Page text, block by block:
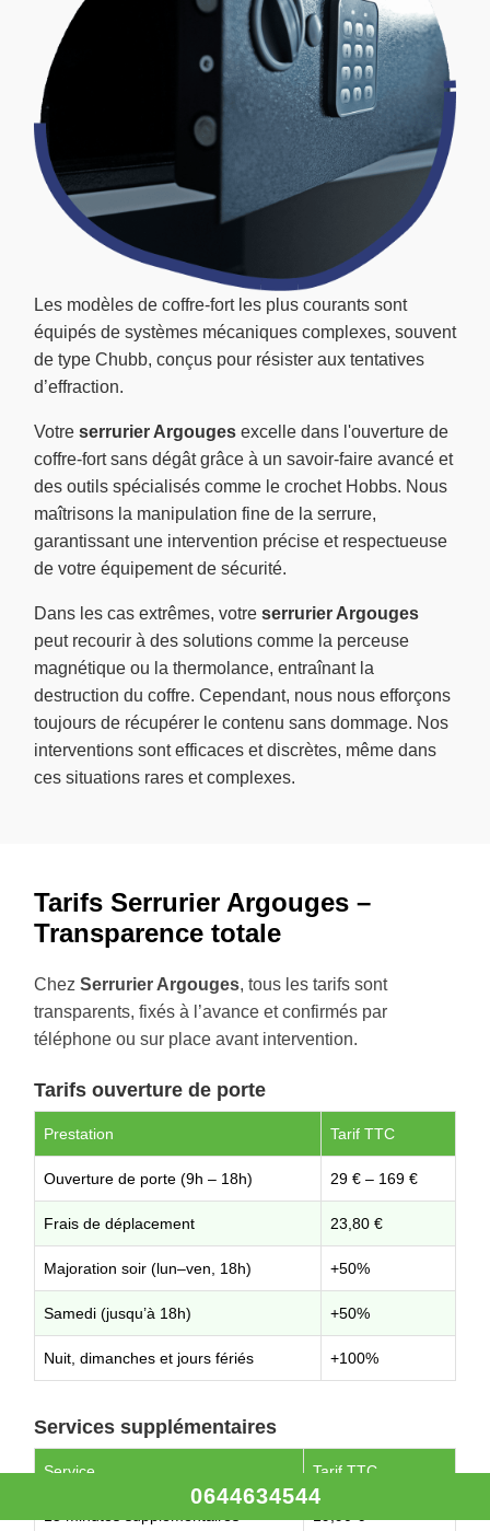
Les modèles de coffre-fort les plus courants sont
équipés de systèmes mécaniques complexes, souvent
de type Chubb, conçus pour résister aux tentatives
d’effraction.
Votre serrurier Argouges excelle dans l'ouverture de
coffre-fort sans dégât grâce à un savoir-faire avancé et
des outils spécialisés comme le crochet Hobbs. Nous
maîtrisons la manipulation fine de la serrure,
garantissant une intervention précise et respectueuse
de votre équipement de sécurité.
Dans les cas extrêmes, votre serrurier Argouges
peut recourir à des solutions comme la perceuse
magnétique ou la thermolance, entraînant la
destruction du coffre. Cependant, nous nous efforçons
toujours de récupérer le contenu sans dommage. Nos
interventions sont efficaces et discrètes, même dans
ces situations rares et complexes.
Tarifs Serrurier Argouges –
Transparence totale
Chez Serrurier Argouges, tous les tarifs sont
transparents, fixés à l’avance et confirmés par
téléphone ou sur place avant intervention.
Tarifs ouverture de porte
Prestation Tarif TTC
Ouverture de porte (9h – 18h) 29 € – 169 €
Frais de déplacement 23,80 €
Majoration soir (lun–ven, 18h) +50%
Samedi (jusqu’à 18h) +50%
Nuit, dimanches et jours fériés +100%
Services supplémentaires
Service Tarif TTC
0644634544